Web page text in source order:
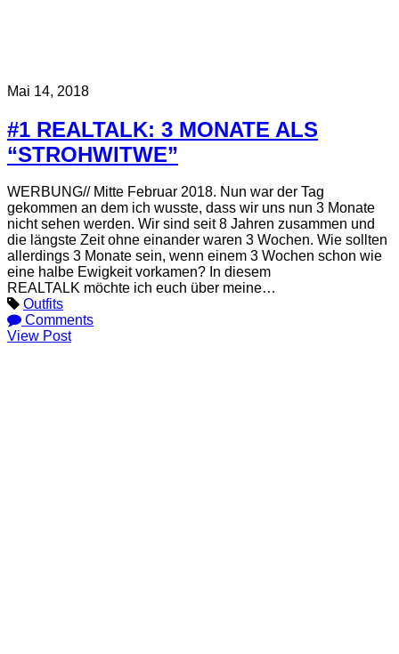
Mai 14, 2018
#1 REALTALK: 3 MONATE ALS
“STROHWITWE”
WERBUNG// Mitte Februar 2018. Nun war der Tag
gekommen an dem ich wusste, dass wir uns nun 3 Monate
nicht sehen werden. Wir sind seit 8 Jahren zusammen und
die längste Zeit ohne einander waren 3 Wochen. Wie sollten
allerdings 3 Monate sein, wenn einem 3 Wochen schon wie
eine halbe Ewigkeit vorkamen? In diesem
REALTALK möchte ich euch über meine…
Outfits
Comments
View Post